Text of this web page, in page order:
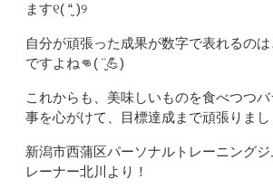
ます୧( “̮ )୨
自分が頑張った成果が数字で表れるの
ですよね👊( ¨̮💪)
これからも、美味しいものを食べつつ
事を心がけて、目標達成まで頑張りまし
新潟市西蒲区パーソナルトレーニング
レーナー北川より！